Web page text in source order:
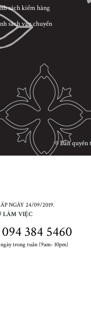
sách kiểm hàng
sách vận chuyển
© Bản quyền
NGÀY 24/09/2019.
LÀM VIỆC
094 384 5460
trong tuần (9am- 10pm)